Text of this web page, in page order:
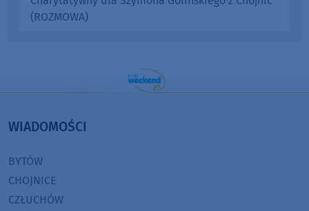
(ROZMOWA)
WIADOMOŚCI
BYTÓW
CHOJNICE
CZŁUCHÓW